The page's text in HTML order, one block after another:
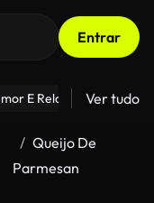
Entrar
E Relacionamentos
Ver tudo
Queijo De
Parmesan